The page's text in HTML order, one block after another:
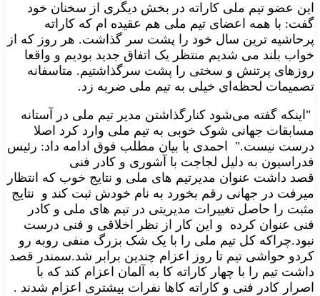
این عضو تیم ملی کاراته در بخش دیگری از سخنان خود
گفت: با همه اعضای تیم ملی هم عقیده ام که کاراته
پرحاشیه ترین سال خود را پشت سر گذاشت. هر روز که از
خواب بلند می شدیم منتظر یک اتفاق جدید بودیم و واقعا
روزهای پرتنش و سختی را پشت سرگذاشتیم. متاسفانه
تصمیمات لحظه‌ای خیلی به تیم ملی ضربه زد.
" اینکه گفته می‌شود کنارگذاشتن مدیر تیم ملی در آستانه
مسابقات جهانی شوک خوبی به تیم ملی وارد کرد اصلا
درست نیست."
احمدی با بیان مطلب فوق ادامه داد: رئیس
فدراسیون به دلیل لجاجت با آشوری و کادر فنی
قصد داشت عنوان مدیرتیم های ملی و نتایج خوب که انتظار
میرفت در جهانی رقم بخورد به نام خودش ثبت کند و نتایج
مثبت را حاصل تغییرات مدیریتی در تیم های ملی و کادر
فنی عنوان کرده و این کار از نظر اخلاقی و فنی درست
نبود.چراکه کل تیم ملی را با یک شک بزرگ منفی روبه رو
کردو حواشی تیم تا روز اعزام چندین برابر شد.سمندر قصد
داشت تیم را با چهار کاراته کا به آلمان اعزام کند که با
اصرار کادر فنی و کاراته کاها نفرات بیشتری اعزام شدند .